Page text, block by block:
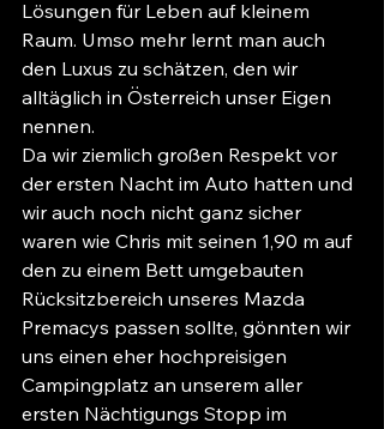
Lösungen für Leben auf kleinem
Raum. Umso mehr lernt man auch
den Luxus zu schätzen, den wir
alltäglich in Österreich unser Eigen
nennen.
Da wir ziemlich großen Respekt vor
der ersten Nacht im Auto hatten und
wir auch noch nicht ganz sicher
waren wie Chris mit seinen 1,90 m auf
den zu einem Bett umgebauten
Rücksitzbereich unseres Mazda
Premacys passen sollte, gönnten wir
uns einen eher hochpreisigen
Campingplatz an unserem aller
ersten Nächtigungs Stopp im